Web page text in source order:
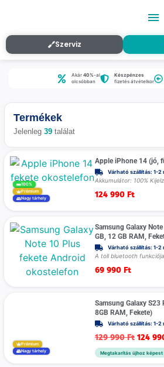
Szerviz
Akár40%-al
olcsóbban
Készpénzes
fizetés átvételkor
Termékek
Jelenleg 39 találat
100%
Prémium
Nagy tárhely
Apple iPhone 14 (jó,
Várható szállítás: 1-2
Akkumulátor: 100%
124 990 Ft
Samsung Galaxy
GB, 12 GB RAM,
Várható szállítás: 1-2
A toll bluetooth
69 990 Ft
Prémium
Nagy tárhely
Samsung Galaxy S23
8GB RAM, Fekete)
Várható szállítás: 1-2
129 990Ft 124
Megtakarítás újhoz képest